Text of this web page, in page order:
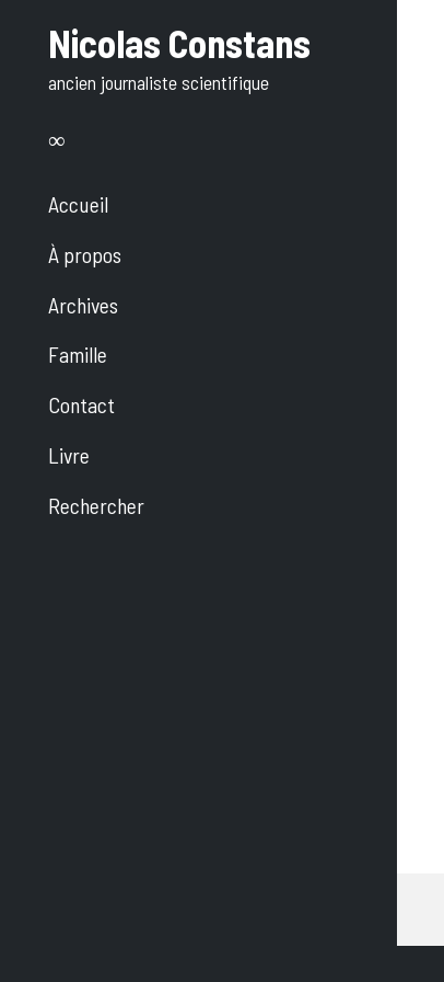
texte
Nicolas Constans
ancien journaliste scientifique
Accueil
À propos
Archives
Famille
Contact
Livre
Rechercher